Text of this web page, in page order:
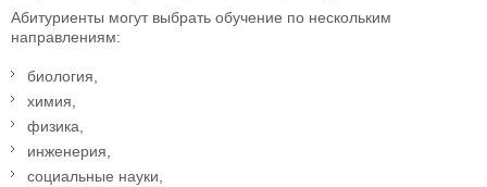
Абитуриенты могут выбрать обучение по нескольким
направлениям:
биология,
химия,
физика,
инженерия,
социальные науки,